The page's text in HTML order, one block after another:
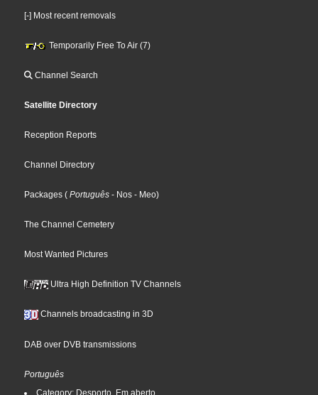
[-] Most recent removals
Temporarily Free To Air (7)
Channel Search
Satellite Directory
Reception Reports
Channel Directory
Packages ( Português - Nos - Meo)
The Channel Cemetery
Most Wanted Pictures
Ultra High Definition TV Channels
Channels broadcasting in 3D
DAB over DVB transmissions
Português